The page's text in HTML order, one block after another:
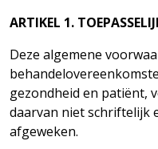
ARTIKEL 1.
Deze algemene
gezondheid en patiënt,
daarvan niet schriftelijk
afgeweken.